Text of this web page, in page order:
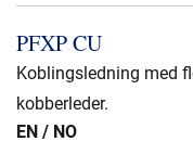
PFXP CU
Koblingsledning med
kobberleder.
EN / NO